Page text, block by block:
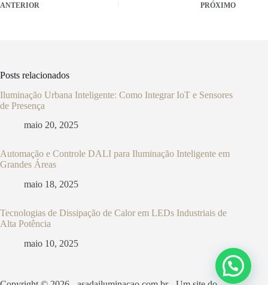
ANTERIOR PRÓXIMO
Posts relacionados
Iluminação Urbana Inteligente: Como Integrar IoT e Sensores
de Presença
maio 20, 2025
Automação e Controle DALI para Iluminação Inteligente em
Grandes Áreas
maio 18, 2025
Tecnologias de Dissipação de Calor em LEDs Industriais de
Alta Potência
maio 10, 2025